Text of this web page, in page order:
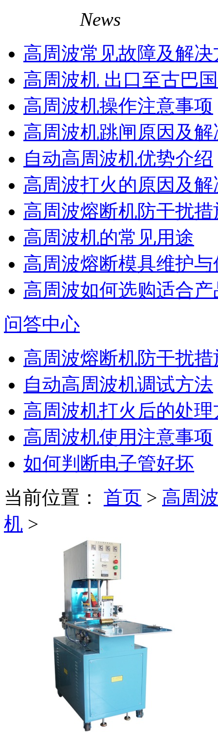
News
高周波常见故障及解决
高周波机 出口至古巴
高周波机操作注意事项
高周波机跳闸原因及
自动高周波机优势介绍
高周波打火的原因及
高周波熔断机防干扰措
高周波机的常见用途
高周波熔断模具维护
高周波如何选购适合
问答中心
高周波熔断机防干扰措
自动高周波机调试方法
高周波机打火后的处理
高周波机使用注意事项
如何判断电子管好坏
当前位置：
首页 > 高周
机 >